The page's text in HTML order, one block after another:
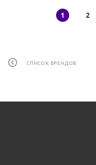
1 2
СПИСОК БРЕНДОВ